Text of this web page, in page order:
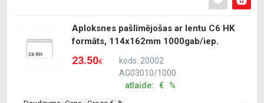
Aploksnes pašlīmējošas ar lentu C6 HK
formāts, 114x162mm 1000gab/iep.
23.50€
kods: 20002
AG03010/1000
atlaide: € %